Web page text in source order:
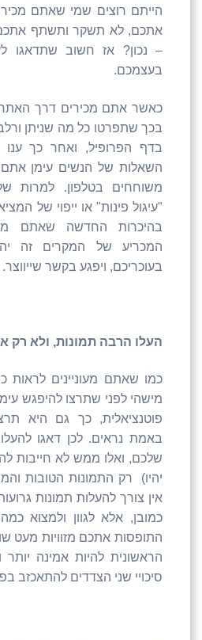
הייתם רוצים שמי שאתם
אתכם, לא תשקר ותשתף
– נכון? אז חשוב שתדאגו
בעצמכם.
כאשר אתם מכירים דרך האתר
בכך שתפרטו כל מה שניתן
בדף הפרופיל, ואחר כך ענו
השאלות של הנשים עימן
משוחחים בטלפון. למרות
"עיגול פינות" או ייפוי של
בהיכרות החדשה שאתם
המכריע של המקרים זה
בעוכריכם, ויפגע בקשר שייווצר.
העלו הרבה תמונות, ולא רק
כמו שאתם מעוניינים לראות
מישהי לפני שתרצו להיפגש
פוטנציאלית, כך גם היא
באמת נראים. לכן דאגו
שלכם, ואלו ממש לא חייבות
יהיו) רק התמונות הטובות
אין צורך להעלות תמונות
כמובן, אלא לגוון ולמצוא
התופסות אתכם מזוויות מעט
הראשונית להיות אמינה יותר
סיכויי שני הצדדים להתאכזב